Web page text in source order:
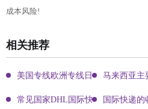
成本风险!
相关推荐
美国专线欧洲专线日本专线区别
马来西亚主
常见国家DHL国际快递客服热线
国际快递